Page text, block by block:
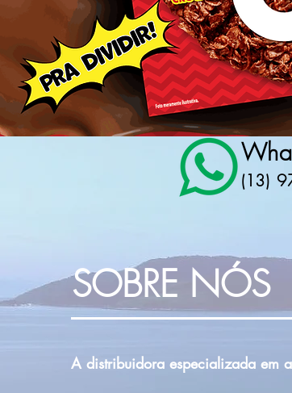
SOBRE NÓS
A distribuidora especializada em
(13)